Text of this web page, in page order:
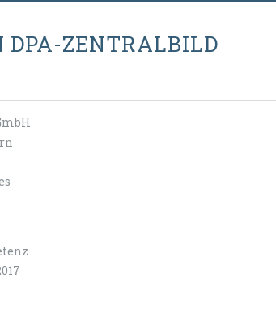
DPA-ZENTRALBILD